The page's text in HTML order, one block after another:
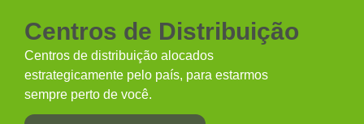
Centros de Distribuição
Centros de distribuição alocados
estrategicamente pelo país, para estarmos
sempre perto de você.